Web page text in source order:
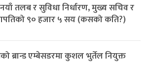
तलब र सुविधा निर्धारण, मुख्य सचिव र
९० हजार ५ सय (कसको कति?)
ब्रान्ड एम्बेसडरमा कुशल भुर्तेल नियुक्त